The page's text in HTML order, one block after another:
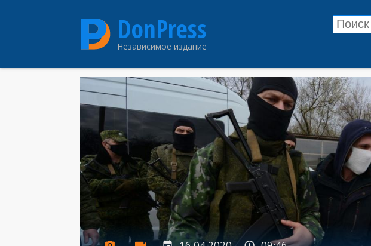
DonPress
Независимое издание